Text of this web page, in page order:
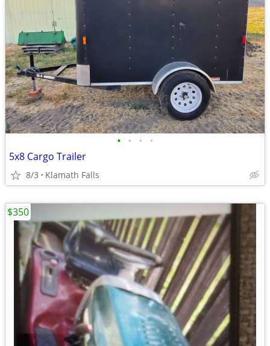
• • • •
5x8 Cargo Trailer
8/3 Klamath Falls
$350